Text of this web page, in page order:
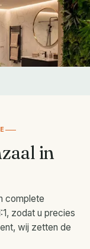
in
complete
zodat u precies
wij zetten de